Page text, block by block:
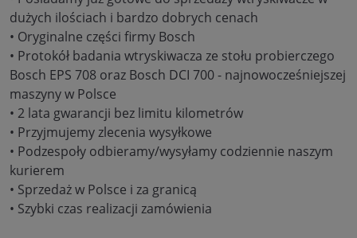
dużych ilościach i bardzo dobrych cenach
• Oryginalne części firmy Bosch
• Protokół badania wtryskiwacza ze stołu probierczego
Bosch EPS 708 oraz Bosch DCI 700 - najnowocześniejszej
maszyny w Polsce
• 2 lata gwarancji bez limitu kilometrów
• Przyjmujemy zlecenia wysyłkowe
• Podzespoły odbieramy/wysyłamy codziennie naszym
kurierem
• Sprzedaż w Polsce i za granicą
• Szybki czas realizacji zamówienia